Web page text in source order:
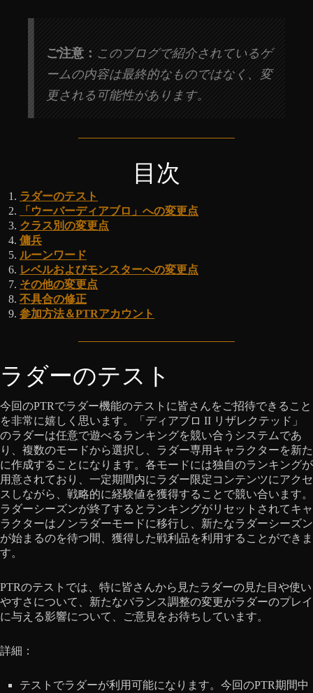
ご注意： このブログで紹介されているゲ
ームの内容は最終的なものではなく、変
更される可能性があります。
目次
ラダーのテスト
「ウーバーディアブロ」への変更点
クラス別の変更点
傭兵
ルーンワード
レベルおよびモンスターへの変更点
その他の変更点
不具合の修正
参加方法＆PTRアカウント
ラダーのテスト
今回のPTRでラダー機能のテストに皆さんをご招待できること
を非常に嬉しく思います。「ディアブロ II リザレクテッド」
のラダーは任意で遊べるランキングを競い合うシステムであ
り、複数のモードから選択し、ラダー専用キャラクターを新た
に作成することになります。各モードには独自のランキングが
用意されており、一定期間内にラダー限定コンテンツにアクセ
スしながら、戦略的に経験値を獲得することで競い合います。
ラダーシーズンが終了するとランキングがリセットされてキャ
ラクターはノンラダーモードに移行し、新たなラダーシーズン
が始まるのを待つ間、獲得した戦利品を利用することができま
す。
PTRのテストでは、特に皆さんから見たラダーの見た目や使い
やすさについて、新たなバランス調整の変更がラダーのプレイ
に与える影響について、ご意見をお待ちしています。
詳細：
テストでラダーが利用可能になります。今回のPTR期間中